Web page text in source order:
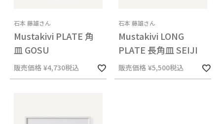
石本 藤雄さん
Mustakivi PLATE 角
皿 GOSU
販売価格 ¥4,730税込
石本 藤雄さん
Mustakivi LONG
PLATE 長角皿 SEIJI
販売価格 ¥5,500税込